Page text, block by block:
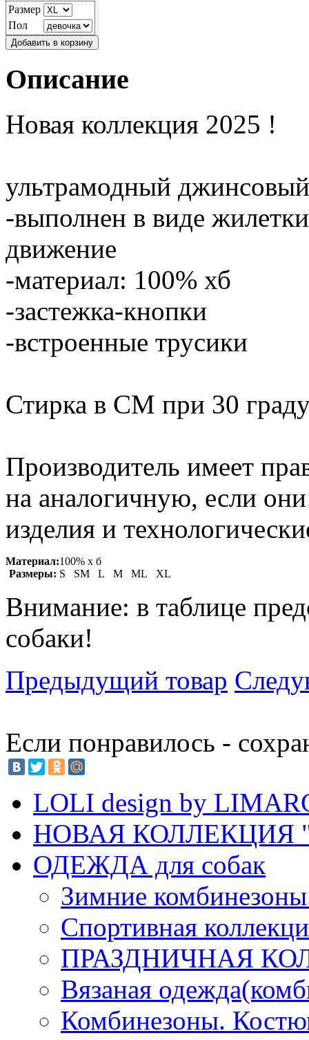
Размер
Пол
Описание
Новая коллекция 2025 !
ультрамодный
-выполнен в виде
движение
-материал: 100% хб
-застежка-кнопки
-встроенные трусики
Стирка в СМ при 30
Производитель имеет
на аналогичную, если
изделия и
Материал:100% х б
Размеры: S SM L M ML XL
Внимание: в таблице
собаки!
Предыдущий товар
Если понравилось -
LOLI design by
НОВАЯ КОЛЛЕКЦИЯ
ОДЕЖДА для собак
Зимние
Спортивная
ПРАЗДНИЧНАЯ
Вязаная
Комбинезоны.